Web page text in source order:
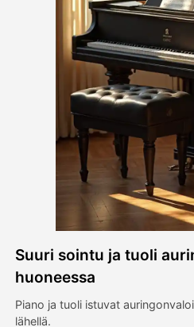
Avatar-video
Video
Kuvaus
Muut työkalut
Näytä
Galleria
Suuri sointu ja tuoli
huoneessa
Piano ja tuoli istuvat
lähellä.